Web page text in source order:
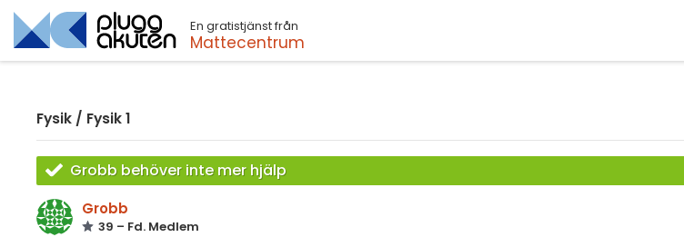
En gratistjänst från
Mattecentrum
Fysik / Fysik 1
Grobb behöver inte mer hjälp
Grobb
39 – Fd. Medlem
Sök